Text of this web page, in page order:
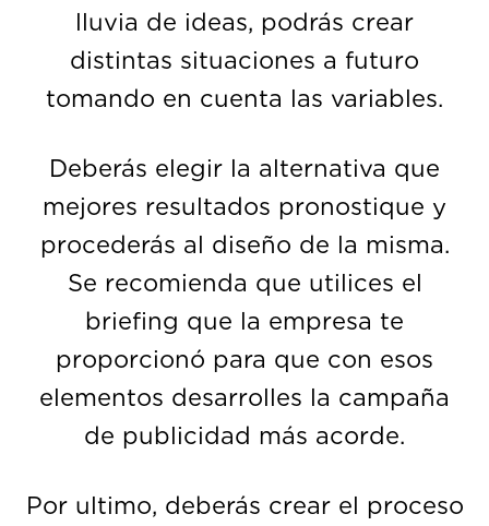
lluvia de ideas, podrás crear
distintas situaciones a futuro
tomando en cuenta las variables.
Deberás elegir la alternativa que
mejores resultados pronostique y
procederás al diseño de la misma.
Se recomienda que utilices el
briefing que la empresa te
proporcionó para que con esos
elementos desarrolles la campaña
de publicidad más acorde.
Por ultimo, deberás crear el proceso